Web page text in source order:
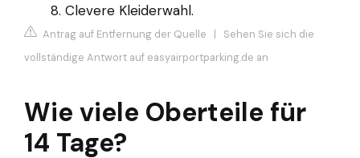
Clevere Kleiderwahl.
Antrag auf Entfernung der Quelle | Sehen Sie sich die
vollständige Antwort auf easyairportparking.de an
Wie viele Oberteile für
14 Tage?